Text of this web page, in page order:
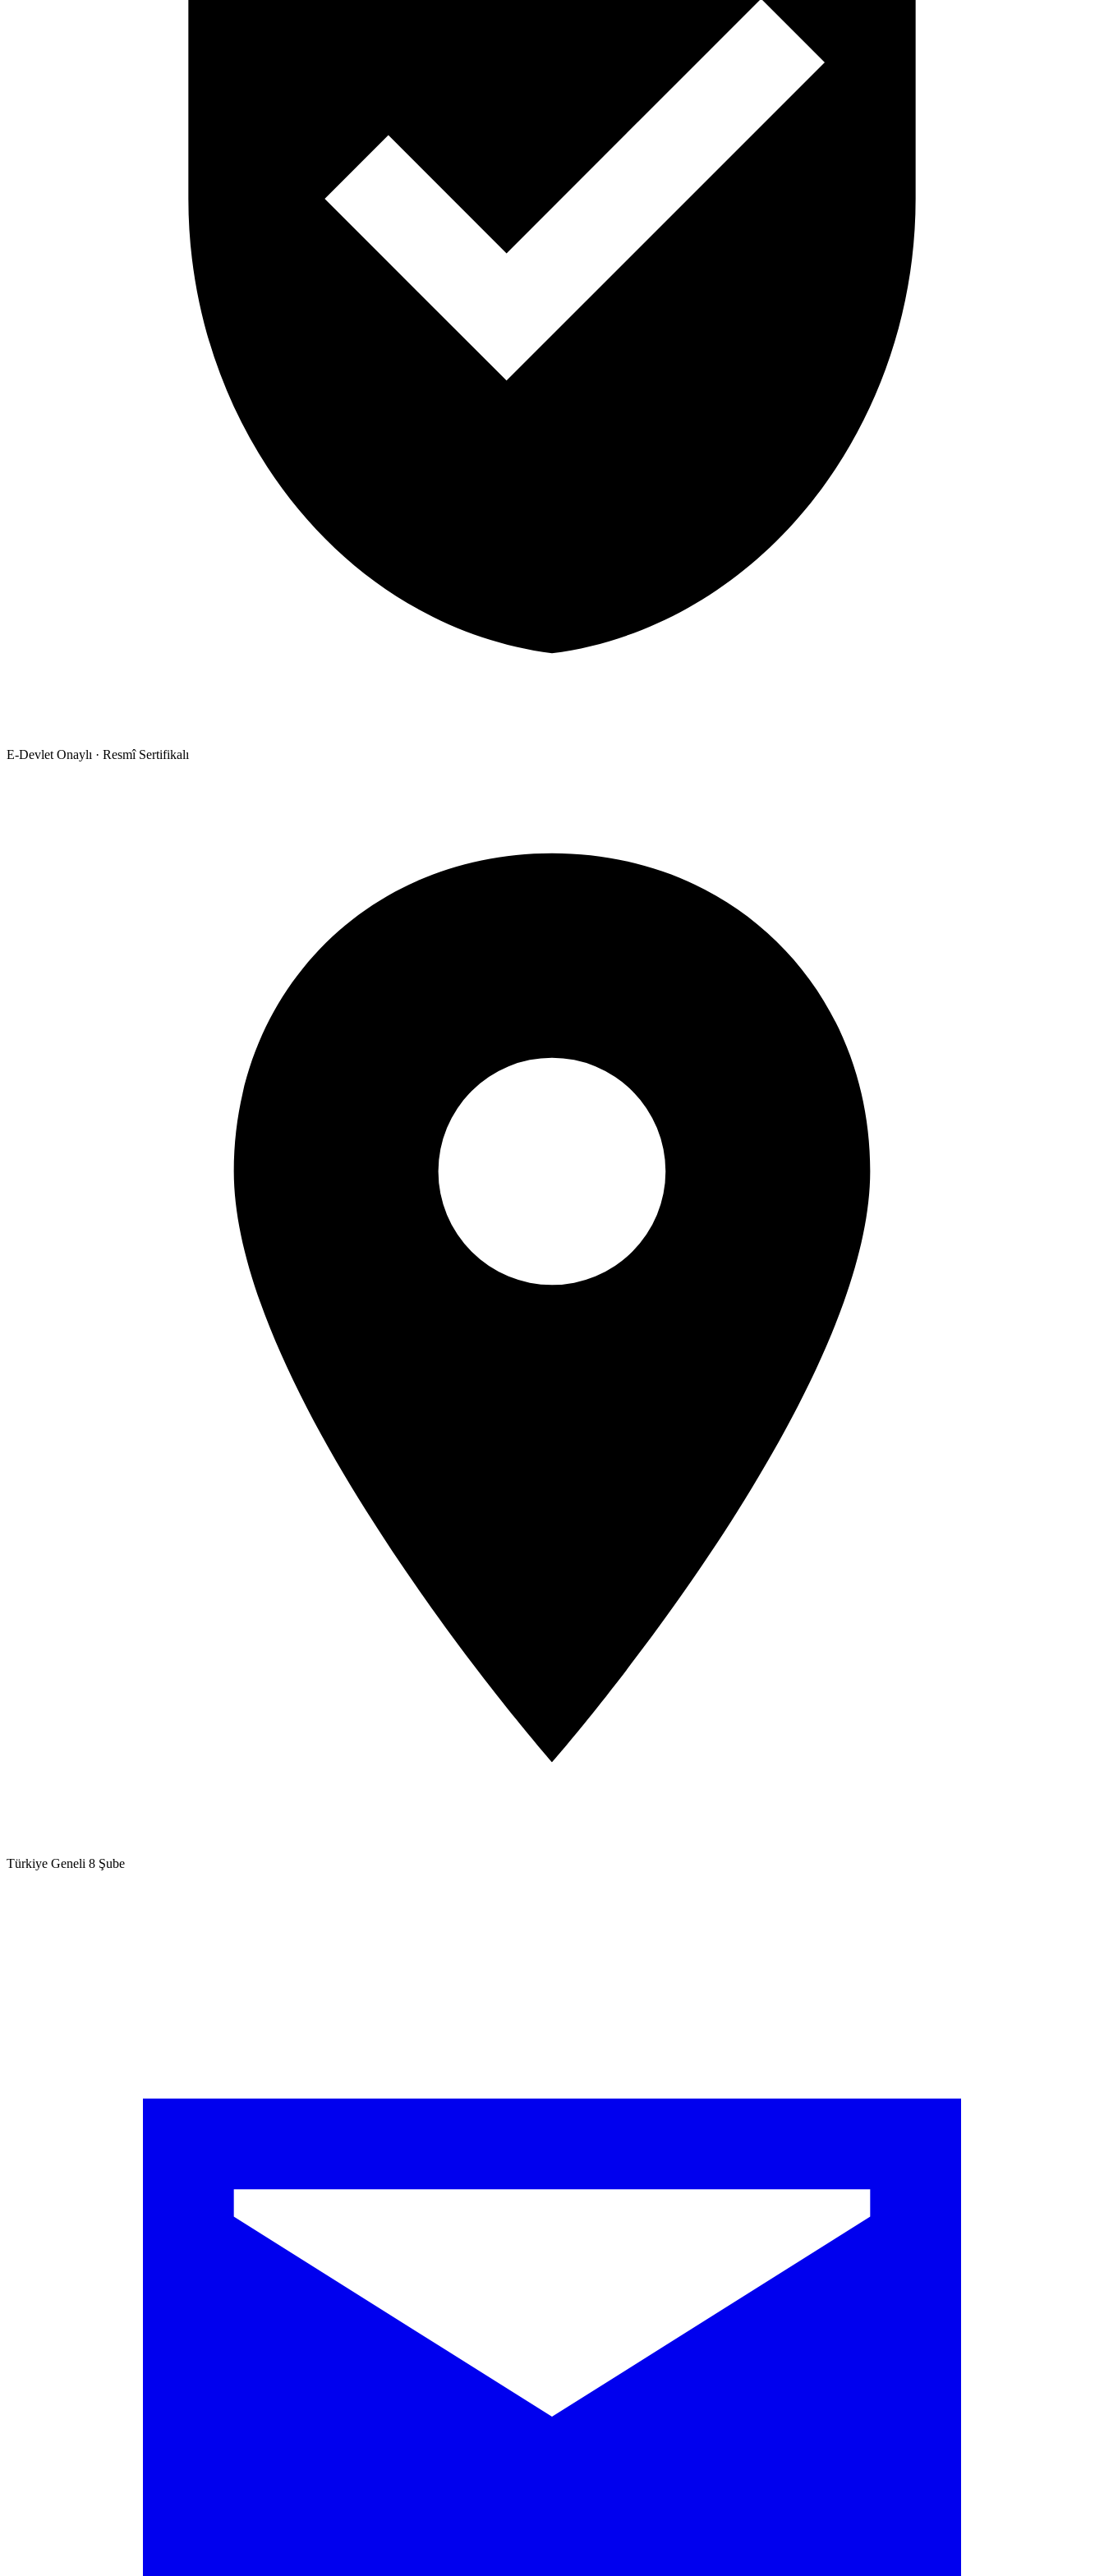
E-Devlet Onaylı · Resmî Sertifikalı
Türkiye Geneli 8 Şube